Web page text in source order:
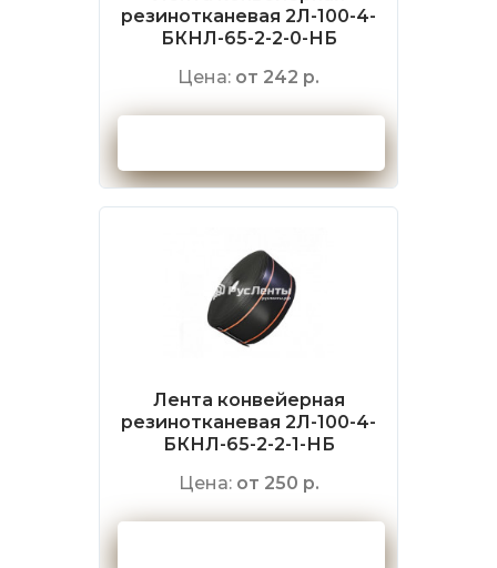
резинотканевая 2Л-100-4-
БКНЛ-65-2-2-0-НБ
Цена: от 242 р.
Лента конвейерная
резинотканевая 2Л-100-4-
БКНЛ-65-2-2-1-НБ
Цена: от 250 р.